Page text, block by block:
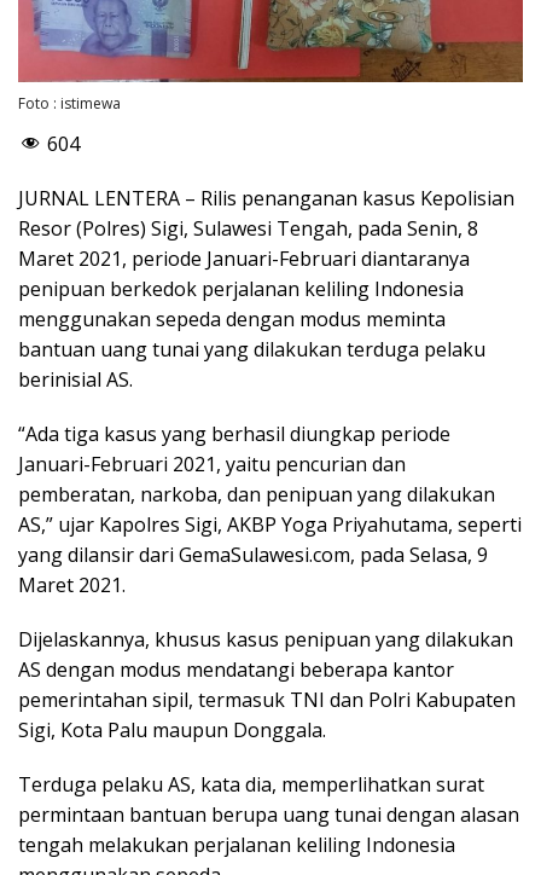
Foto : istimewa
604
JURNAL LENTERA – Rilis penanganan kasus Kepolisian
Resor (Polres) Sigi, Sulawesi Tengah, pada Senin, 8
Maret 2021, periode Januari-Februari diantaranya
penipuan berkedok perjalanan keliling Indonesia
menggunakan sepeda dengan modus meminta
bantuan uang tunai yang dilakukan terduga pelaku
berinisial AS.
“Ada tiga kasus yang berhasil diungkap periode
Januari-Februari 2021, yaitu pencurian dan
pemberatan, narkoba, dan penipuan yang dilakukan
AS,” ujar Kapolres Sigi, AKBP Yoga Priyahutama, seperti
yang dilansir dari GemaSulawesi.com, pada Selasa, 9
Maret 2021.
Dijelaskannya, khusus kasus penipuan yang dilakukan
AS dengan modus mendatangi beberapa kantor
pemerintahan sipil, termasuk TNI dan Polri Kabupaten
Sigi, Kota Palu maupun Donggala.
Terduga pelaku AS, kata dia, memperlihatkan surat
permintaan bantuan berupa uang tunai dengan alasan
tengah melakukan perjalanan keliling Indonesia